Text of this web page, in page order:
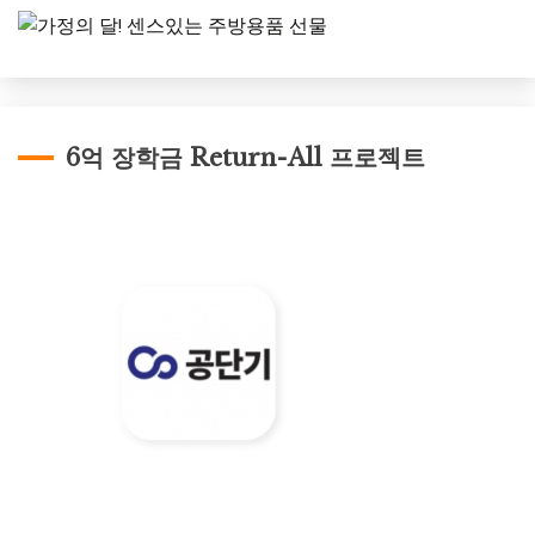
6억 장학금 Return-All 프로젝트